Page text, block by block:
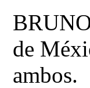
de
ambos.